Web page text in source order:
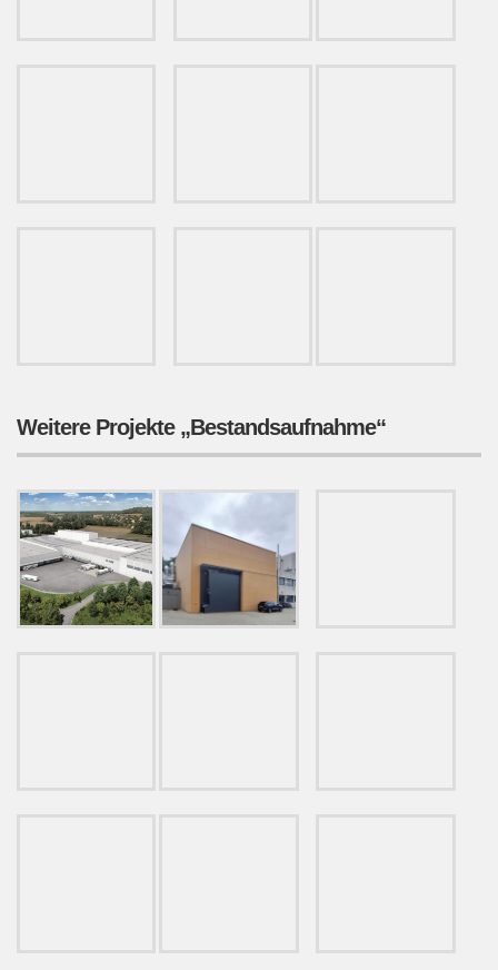
Weitere Projekte „Bestandsaufnahme“